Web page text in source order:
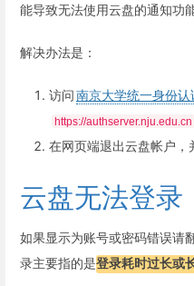
能导致无法使用云盘的通知功能
解决办法是：
访问南京大学统一身份认
https://authserver.nju.edu.cn
在网页端退出云盘帐户，
云盘无法登录
如果显示为账号或密码错误请
录主要指的是登录耗时过长或